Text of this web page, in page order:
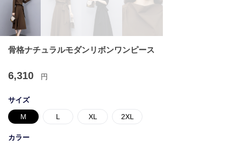
骨格ナチュラルモダンリボンワンピース
6,310 円
サイズ
M L XL 2XL
カラー